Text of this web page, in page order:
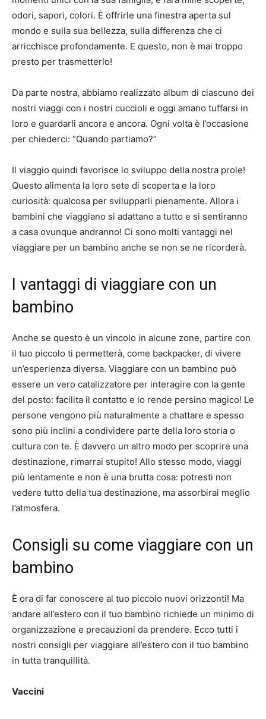
odori, sapori, colori. È offrirle una finestra aperta sul
mondo e sulla sua bellezza, sulla differenza che ci
arricchisce profondamente. E questo, non è mai troppo
presto per trasmetterlo!
Da parte nostra, abbiamo realizzato album di ciascuno dei
nostri viaggi con i nostri cuccioli e oggi amano tuffarsi in
loro e guardarli ancora e ancora. Ogni volta è l’occasione
per chiederci: “Quando partiamo?”
Il viaggio quindi favorisce lo sviluppo della nostra prole!
Questo alimenta la loro sete di scoperta e la loro
curiosità: qualcosa per svilupparli pienamente. Allora i
bambini che viaggiano si adattano a tutto e si sentiranno
a casa ovunque andranno! Ci sono molti vantaggi nel
viaggiare per un bambino anche se non se ne ricorderà.
I vantaggi di viaggiare con un
bambino
Anche se questo è un vincolo in alcune zone, partire con
il tuo piccolo ti permetterà, come backpacker, di vivere
un’esperienza diversa. Viaggiare con un bambino può
essere un vero catalizzatore per interagire con la gente
del posto: facilita il contatto e lo rende persino magico! Le
persone vengono più naturalmente a chattare e spesso
sono più inclini a condividere parte della loro storia o
cultura con te. È davvero un altro modo per scoprire una
destinazione, rimarrai stupito! Allo stesso modo, viaggi
più lentamente e non è una brutta cosa: potresti non
vedere tutto della tua destinazione, ma assorbirai meglio
l’atmosfera.
Consigli su come viaggiare con un
bambino
È ora di far conoscere al tuo piccolo nuovi orizzonti! Ma
andare all’estero con il tuo bambino richiede un minimo di
organizzazione e precauzioni da prendere. Ecco tutti i
nostri consigli per viaggiare all’estero con il tuo bambino
in tutta tranquillità.
Vaccini